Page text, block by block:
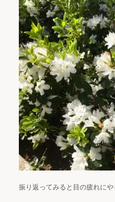
#アイデア #イベント #インド
#旅
#日記 #暮らし #生活
イベント&
長期滞在
アパートメン
寄付に
配信
入居者
振り返ってみると目の疲れにや